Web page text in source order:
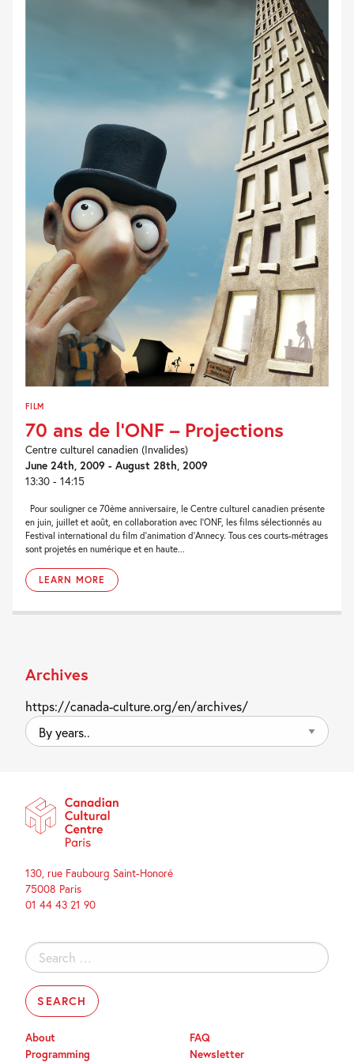
FILM
70 ans de l’ONF – Projections
Centre culturel canadien (Invalides)
June 24th, 2009 - August 28th, 2009
13:30 - 14:15
Pour souligner ce 70ème anniversaire, le Centre culturel canadien présente
en juin, juillet et août, en collaboration avec l’ONF, les films sélectionnés au
Festival international du film d’animation d’Annecy. Tous ces courts-métrages
sont projetés en numérique et en haute...
LEARN MORE
Archives
https://canada-culture.org/en/archives/
By
years..
130, rue Faubourg Saint-Honoré
75008 Paris
01 44 43 21 90
Search
for:
About
Programming
FAQ
Newsletter